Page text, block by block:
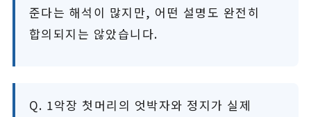
준다는 해석이 많지만, 어떤 설명도 완전히
합의되지는 않았습니다.
Q. 1악장 첫머리의 엇박자와 정지가 실제